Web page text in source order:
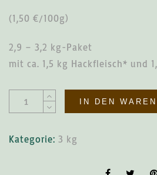
(1,50 €/100g)
2,9 – 3,2 kg-Paket
mit ca. 1,5 kg Hackfleisch* und
IN DEN
Alternative:
Kategorie: 3 kg